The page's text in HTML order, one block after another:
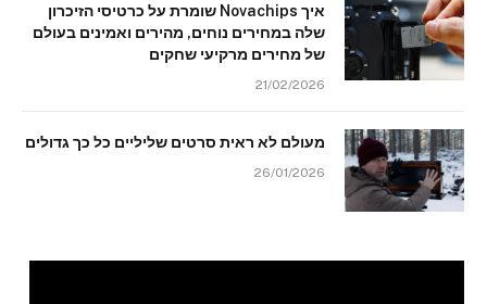
איך Novachips שומרת על כרטיסי הזיכרון
שלה במחירים נוחים, מהירים ואמינים בעולם
של מחירים מרקיעי שחקים
21/02/2026
מעולם לא ראית סרטים שליליים כל כך גדולים
26/01/2026